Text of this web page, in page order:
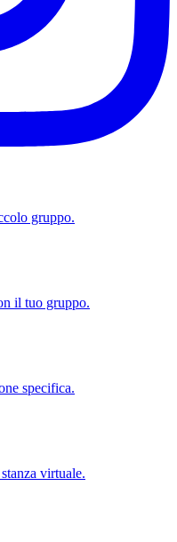
gruppo.
il tuo gruppo.
specifica.
virtuale.